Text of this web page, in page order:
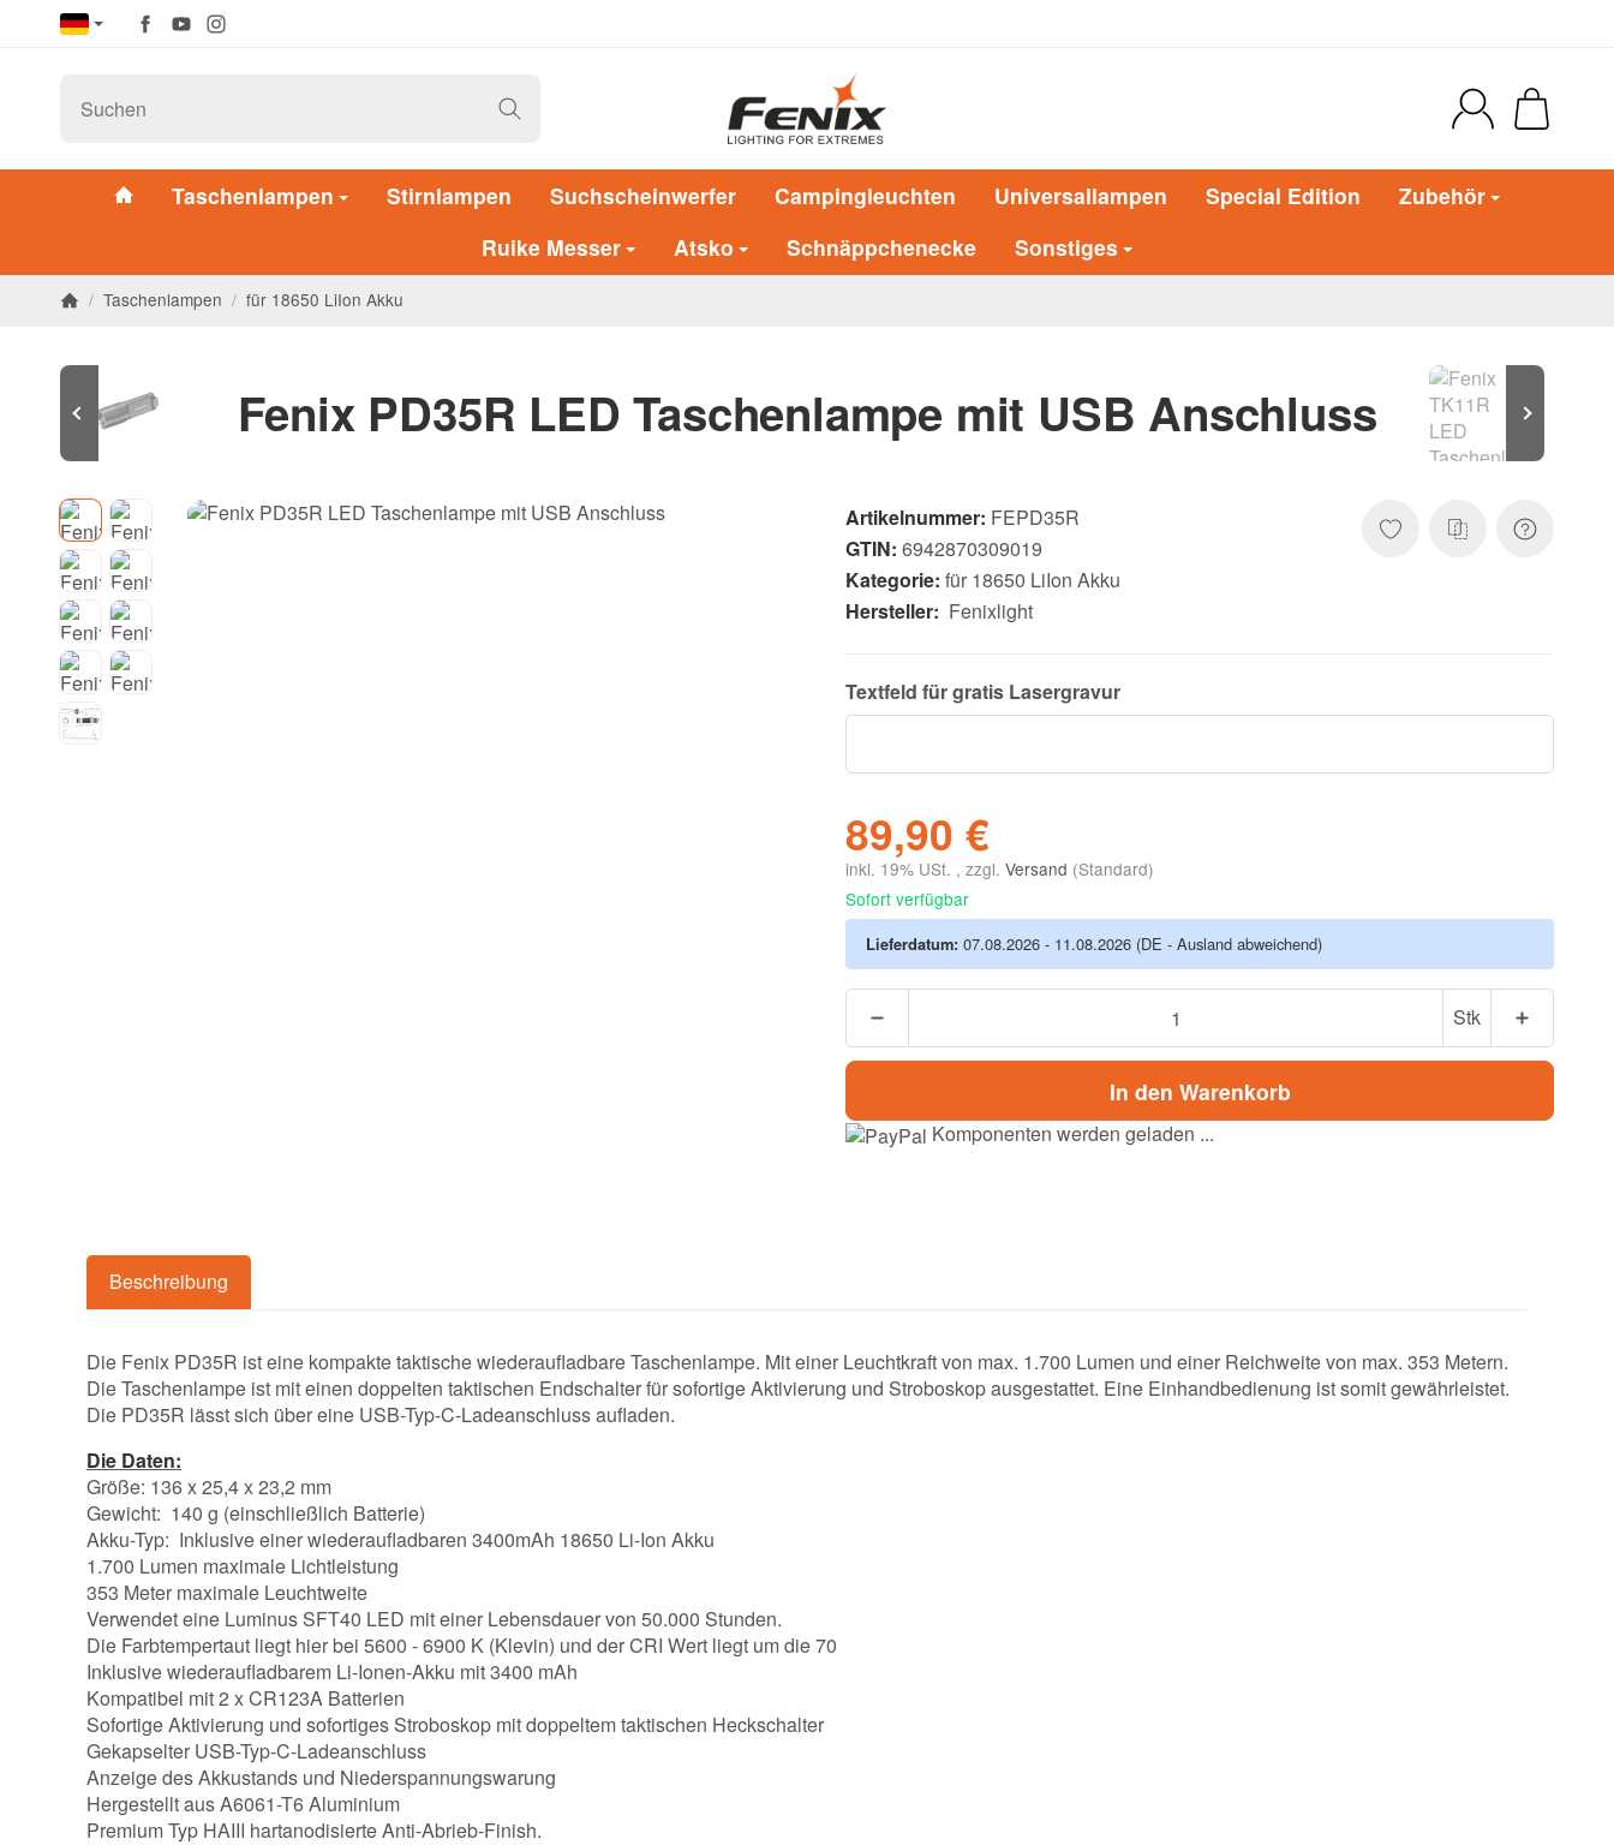
Taschenlampen Stirnlampen Suchscheinwerfer Campingleuchten Universallampen Special Edition
Zubehör
Ruike Messer
Atsko Schnäppchenecke Sonstiges
/ Taschenlampen / für 18650 LiIon Akku
Fenix PD35R LED Taschenlampe mit USB Anschluss
Artikelnummer: FEPD35R
GTIN: 6942870309019
Kategorie: für 18650 LiIon Akku
Hersteller: Fenixlight
Textfeld für gratis Lasergravur
89,90 €
inkl. 19% USt. , zzgl. Versand (Standard)
Sofort verfügbar
Lieferdatum: 07.08.2026 - 11.08.2026 (DE - Ausland abweichend)
Stk
In den Warenkorb
Komponenten werden geladen ...
Beschreibung
Die Fenix PD35R ist eine kompakte taktische wiederaufladbare Taschenlampe. Mit einer Leuchtkraft von max. 1.700 Lumen und einer Reichweite von max. 353 Metern.
Die Taschenlampe ist mit einen doppelten taktischen Endschalter für sofortige Aktivierung und Stroboskop ausgestattet. Eine Einhandbedienung ist somit gewährleistet.
Die PD35R lässt sich über eine USB-Typ-C-Ladeanschluss aufladen.
Die Daten:
Größe: 136 x 25,4 x 23,2 mm
Gewicht: 140 g (einschließlich Batterie)
Akku-Typ: Inklusive einer wiederaufladbaren 3400mAh 18650 Li-Ion Akku
1.700 Lumen maximale Lichtleistung
353 Meter maximale Leuchtweite
Verwendet eine Luminus SFT40 LED mit einer Lebensdauer von 50.000 Stunden.
Die Farbtempertaut liegt hier bei 5600 - 6900 K (Klevin) und der CRI Wert liegt um die 70
Inklusive wiederaufladbarem Li-Ionen-Akku mit 3400 mAh
Kompatibel mit 2 x CR123A Batterien
Sofortige Aktivierung und sofortiges Stroboskop mit doppeltem taktischen Heckschalter
Gekapselter USB-Typ-C-Ladeanschluss
Anzeige des Akkustands und Niederspannungswarung
Hergestellt aus A6061-T6 Aluminium
Premium Typ HAIII hartanodisierte Anti-Abrieb-Finish.